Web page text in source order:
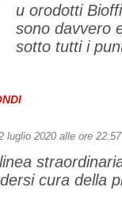
u orodotti
sono davvero
sotto tutti i
luglio 2020 alle ore 22:57
cura della